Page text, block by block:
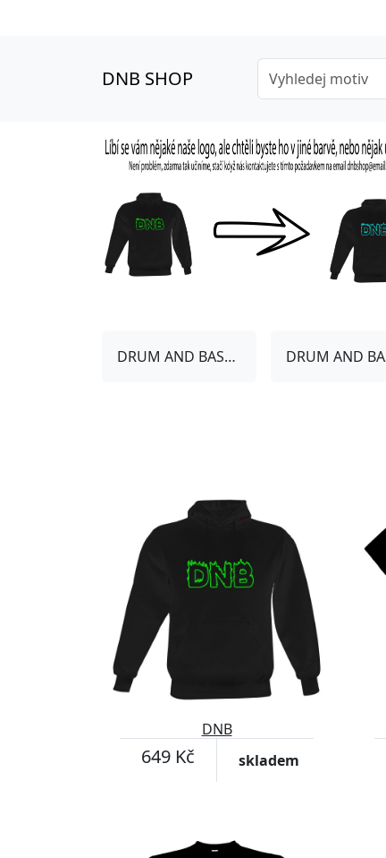
DNB SHOP
DRUM AND BASS MIKINY
DNB
649 Kč skladem